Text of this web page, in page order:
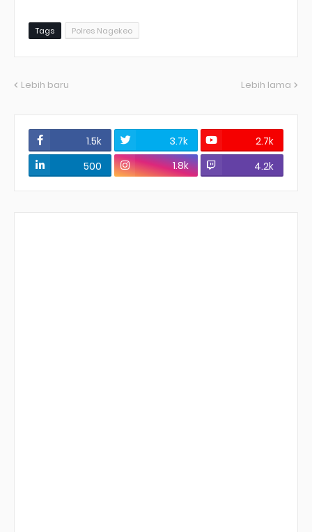
Tags Polres Nagekeo
Lebih baru Lebih lama
1.5k 3.7k
2.7k
500
1.8k 4.2k